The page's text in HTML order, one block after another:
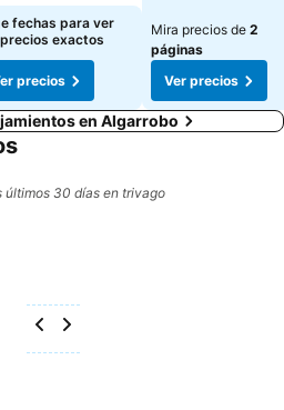
precios
fechas para ver
exactos
precios
Mira precios de 2
páginas
Ver precios
en Algarrobo
últimos 30 días en trivago